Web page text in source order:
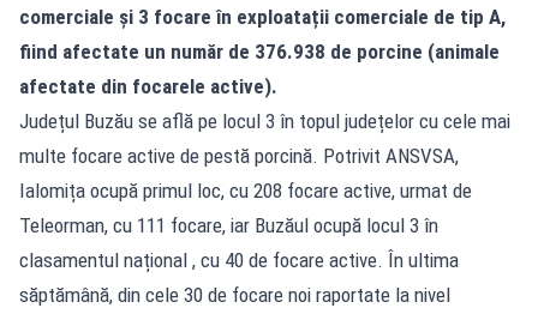
comerciale și 3 focare în exploatații comerciale de tip A,
fiind afectate un număr de 376.938 de porcine (animale
afectate din focarele active).
Județul Buzău se află pe locul 3 în topul județelor cu cele mai
multe focare active de pestă porcină. Potrivit ANSVSA,
Ialomița ocupă primul loc, cu 208 focare active, urmat de
Teleorman, cu 111 focare, iar Buzăul ocupă locul 3 în
clasamentul național , cu 40 de focare active. În ultima
săptămână, din cele 30 de focare noi raportate la nivel